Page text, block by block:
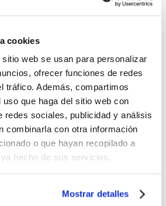
cookies
web se usan para personalizar
ofrecer funciones de redes
tráfico. Además, compartimos
que haga del sitio web con
redes sociales, publicidad y análisis
combinarla con otra información
o que hayan recopilado a
hecho de sus servicios.
Mostrar detalles
Totto para Mujer Mimak
+
Competencia
Totto para Mujer Adelaide